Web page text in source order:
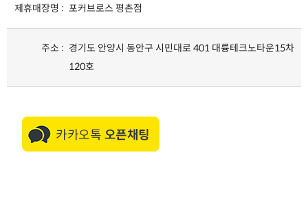
제휴매장명 : 포커브로스 평촌점
주소 : 경기도 안양시 동안구 시민대로 401 대륭테크노타운15차
120호